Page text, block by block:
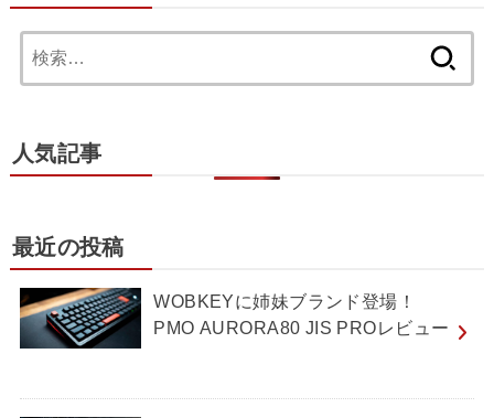
索:
人気記事
最近の投稿
WOBKEYに姉妹ブランド登場！
PMO AURORA80 JIS PROレビュー